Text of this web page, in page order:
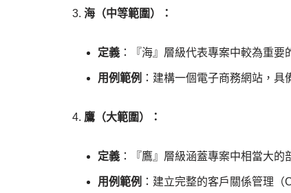
海（中等範圍）：
定義 ：『海』層級代表專案中較為重
用例範例 ：建構一個電子商務網站，
鷹（大範圍）：
定義 ：『鷹』層級涵蓋專案中相當大
用例範例 ：建立完整的客戶關係管理